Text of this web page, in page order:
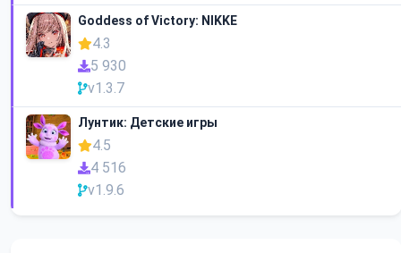
Goddess of Victory: NIKKE
4.3
5 930
v1.3.7
Лунтик: Детские игры
4.5
4 516
v1.9.6